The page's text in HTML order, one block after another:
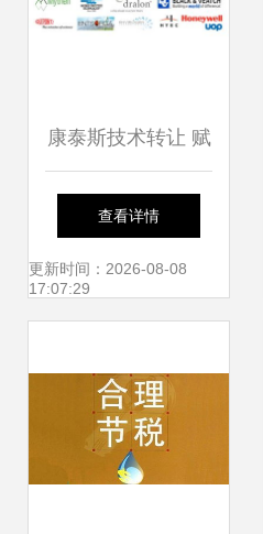
康泰斯技术转让 赋
能化工领域的技术
桥梁
查看详情
更新时间：2026-08-08
17:07:29